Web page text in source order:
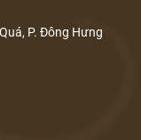
P. Đông Hưng